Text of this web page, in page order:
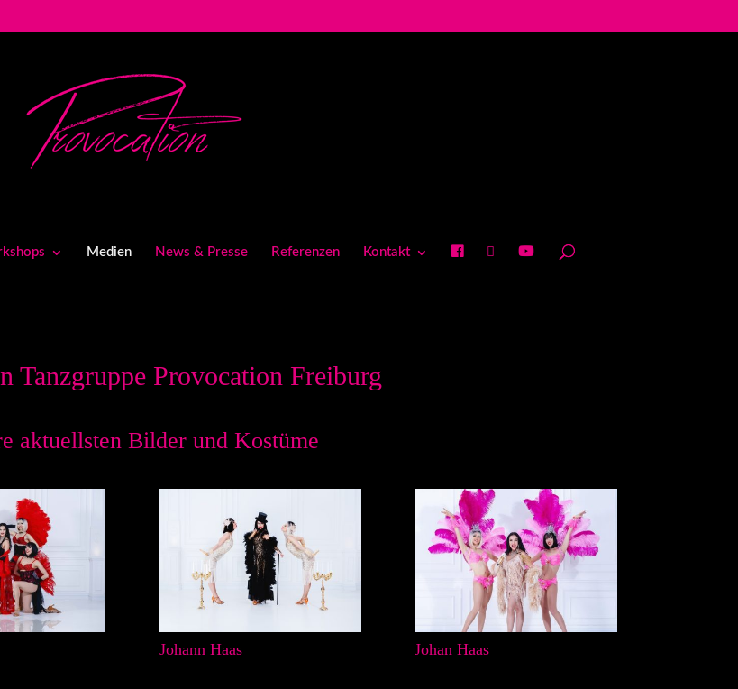
Medien News & Presse Referenzen Kontakt
Tanzgruppe Provocation Freiburg
aktuellsten Bilder und Kostüme
Johann Haas Johan Haas